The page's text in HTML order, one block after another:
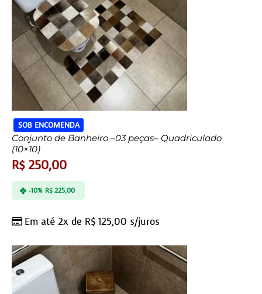
SOB ENCOMENDA
Conjunto de Banheiro –03 peças– Quadriculado
(10×10)
R$250,00
Em até 2x de R$ 125,00 s/juros
-10% R$225,00